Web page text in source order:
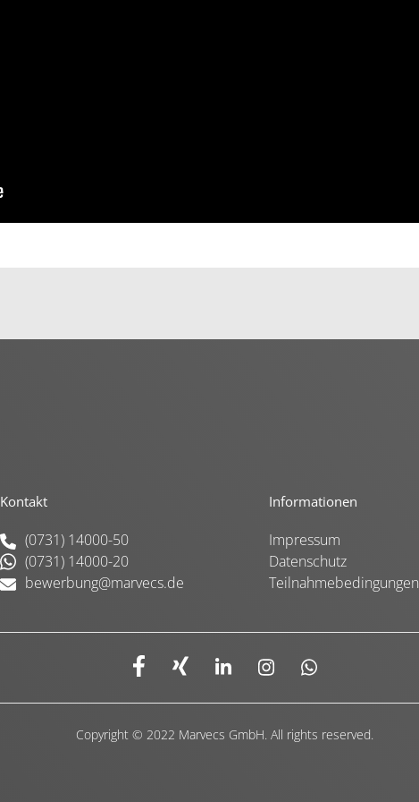
Kontakt
(0731) 14000-50
(0731) 14000-20
bewerbung@marvecs.de
Informationen
Impressum
Datenschutz
Teilnahmebedingungen
Copyright © 2022 Marvecs GmbH. All rights reserved.